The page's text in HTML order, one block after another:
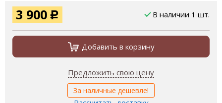
3 900 Р В наличии 1 шт.
Добавить в корзину
Предложить свою цену
За наличные дешевле!